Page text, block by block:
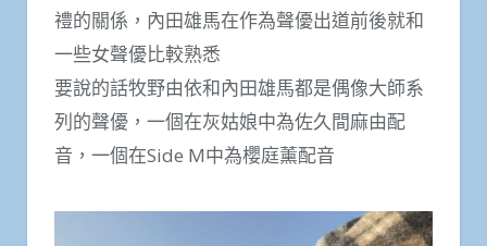
禮的關係，內田雄馬在作為聲優出道前後就和
一些女聲優比較熟悉
要說的話牧野由依和內田雄馬都是偶像大師系
列的聲優，一個在灰姑娘中為佐久間麻由配
音，一個在Side M中為櫻庭薰配音